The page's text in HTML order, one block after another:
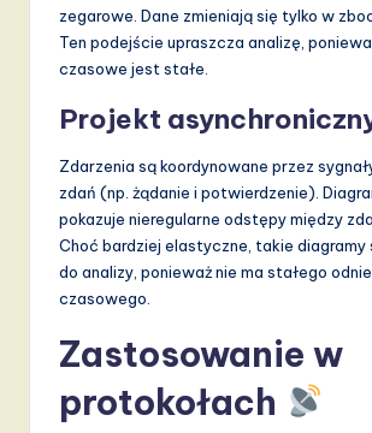
zegarowe. Dane zmieniają się tylko w
Ten podejście upraszcza analizę,
czasowe jest stałe.
Projekt
Zdarzenia są koordynowane przez
zdań (np. żądanie i potwierdzenie).
pokazuje nieregularne odstępy między
Choć bardziej elastyczne, takie diagramy
do analizy, ponieważ nie ma stałego
czasowego.
Zastosowanie w
protokołach